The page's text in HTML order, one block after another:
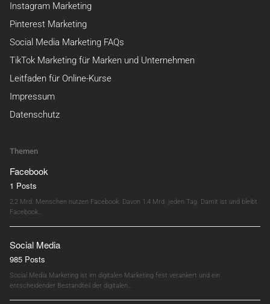
Instagram Marketing
Pinterest Marketing
Social Media Marketing FAQs
TikTok Marketing für Marken und Unternehmen
Leitfaden für Online-Kurse
Impressum
Datenschutz
Themen
Facebook
1 Posts
2,2 Mrd. Menschen nutzen Facebook. Davon 1,4 Mrd. jeden Tag. Damit ist und bleibt
Facebook…
Social Media
985 Posts
Social Media Marketing ist im digitalen Marketing fest verankert und ein
entscheidender Bestandteil der digitalen…